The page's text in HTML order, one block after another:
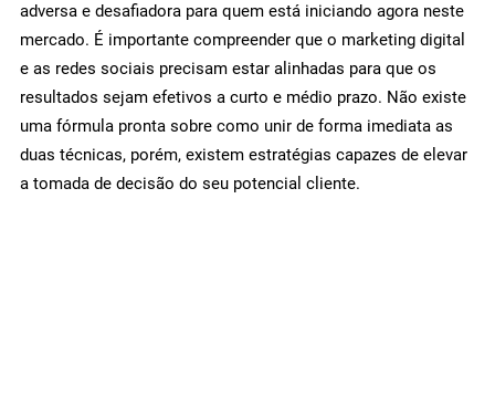
adversa e desafiadora para quem está iniciando agora neste
mercado. É importante compreender que o marketing digital
e as redes sociais precisam estar alinhadas para que os
resultados sejam efetivos a curto e médio prazo. Não existe
uma fórmula pronta sobre como unir de forma imediata as
duas técnicas, porém, existem estratégias capazes de elevar
a tomada de decisão do seu potencial cliente.